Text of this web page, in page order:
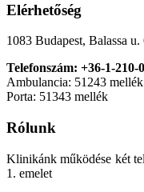
Elérhetőség
1083 Budapest, Balassa
Telefonszám: +36-1-210-
Ambulancia: 51243 mellék
Porta: 51343 mellék
Rólunk
Klinikánk működése két
1. emelet